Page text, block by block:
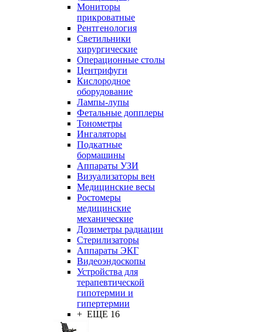
Мониторы
прикроватные
Рентгенология
Светильники
хирургические
Операционные столы
Центрифуги
Кислородное
оборудование
Лампы-лупы
Фетальные допплеры
Тонометры
Ингаляторы
Подкатные
бормашины
Аппараты УЗИ
Визуализаторы вен
Медицинские весы
Ростомеры
медицинские
механические
Дозиметры радиации
Стерилизаторы
Аппараты ЭКГ
Видеоэндоскопы
Устройства для
терапевтической
гипотермии и
гипертермии
+ ЕЩЕ 16